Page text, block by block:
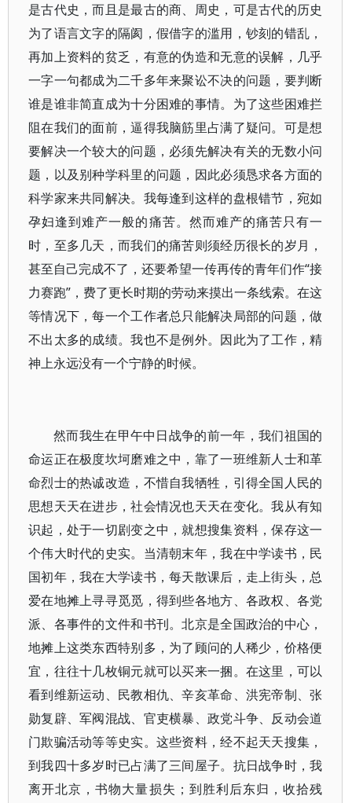
是古代史，而且是最古的商、周史，可是古代的历史
为了语言文字的隔阂，假借字的滥用，钞刻的错乱，
再加上资料的贫乏，有意的伪造和无意的误解，几乎
一字一句都成为二千多年来聚讼不决的问题，要判断
谁是谁非简直成为十分困难的事情。为了这些困难拦
阻在我们的面前，逼得我脑筋里占满了疑问。可是想
要解决一个较大的问题，必须先解决有关的无数小问
题，以及别种学科里的问题，因此必须恳求各方面的
科学家来共同解决。我每逢到这样的盘根错节，宛如
孕妇逢到难产一般的痛苦。然而难产的痛苦只有一
时，至多几天，而我们的痛苦则须经历很长的岁月，
甚至自己完成不了，还要希望一传再传的青年们作“接
力赛跑”，费了更长时期的劳动来摸出一条线索。在这
等情况下，每一个工作者总只能解决局部的问题，做
不出太多的成绩。我也不是例外。因此为了工作，精
神上永远没有一个宁静的时候。
然而我生在甲午中日战争的前一年，我们祖国的
命运正在极度坎坷磨难之中，靠了一班维新人士和革
命烈士的热诚改造，不惜自我牺牲，引得全国人民的
思想天天在进步，社会情况也天天在变化。我从有知
识起，处于一切剧变之中，就想搜集资料，保存这一
个伟大时代的史实。当清朝末年，我在中学读书，民
国初年，我在大学读书，每天散课后，走上街头，总
爱在地摊上寻寻觅觅，得到些各地方、各政权、各党
派、各事件的文件和书刊。北京是全国政治的中心，
地摊上这类东西特别多，为了顾问的人稀少，价格便
宜，往往十几枚铜元就可以买来一捆。在这里，可以
看到维新运动、民教相仇、辛亥革命、洪宪帝制、张
勋复辟、军阀混战、官吏横暴、政党斗争、反动会道
门欺骗活动等等史实。这些资料，经不起天天搜集，
到我四十多岁时已占满了三间屋子。抗日战争时，我
离开北京，书物大量损失；到胜利后东归，收拾残